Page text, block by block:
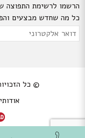
הרשמו לרשימת התפוצה
כל מה שחדש מבצעים
leave this field empty.
דואר
© כל